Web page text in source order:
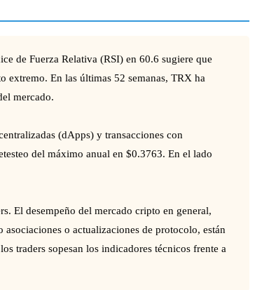
de Fuerza Relativa (RSI) en 60.6 sugiere que
extremo. En las últimas 52 semanas, TRX ha
mercado.
(dApps) y transacciones con
del máximo anual en $0.3763. En el lado
El desempeño del mercado cripto en general,
o actualizaciones de protocolo, están
traders sopesan los indicadores técnicos frente a